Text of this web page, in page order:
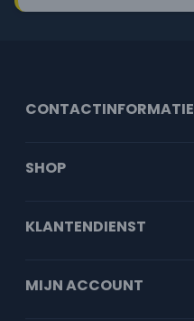
CONTACTINFORMATIE
SHOP
KLANTENDIENST
MIJN ACCOUNT